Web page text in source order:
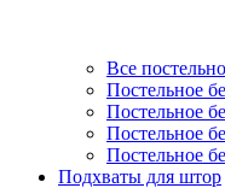
Все
Постельное
Постельное
Постельное
Постельное
Подхваты для штор